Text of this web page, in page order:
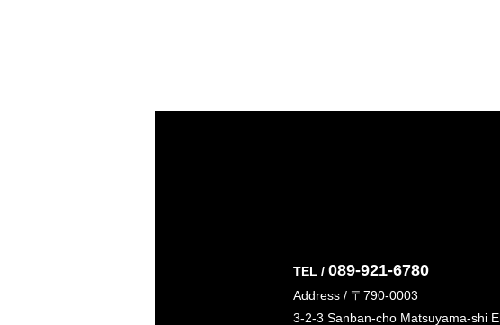
TEL / 089-921-6780
Address / 〒790-0003
3-2-3 Sanban-cho Matsuyama-shi